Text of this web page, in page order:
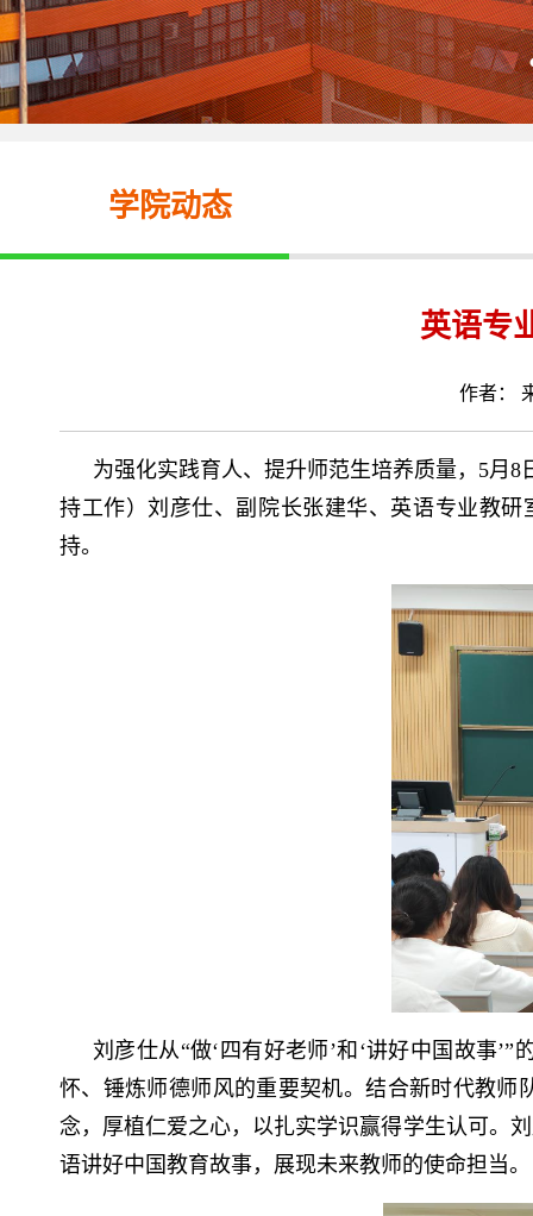
学院动态
英语专
作者：
为强化实践育人、提升师范生培养质量，5月
持工作）刘彦仕、副院长张建华、英语专业教
持。
刘彦仕从“做‘四有好老师’和‘讲好中国故事
怀、锤炼师德师风的重要契机。结合新时代教师
念，厚植仁爱之心，以扎实学识赢得学生认可。
语讲好中国教育故事，展现未来教师的使命担当。